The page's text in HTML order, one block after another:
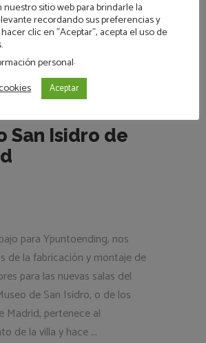
la
San Isidro de
para Ypuntoending, nos
de la fabricación y montaje de
para las nuevas salas del
de San Isidro, o de los
Madrid, pertenece al
de la villa y hace
sitio web para brindarle la
recordando sus preferencias y
clic en "Aceptar", acepta el uso de
personal.
Aceptar